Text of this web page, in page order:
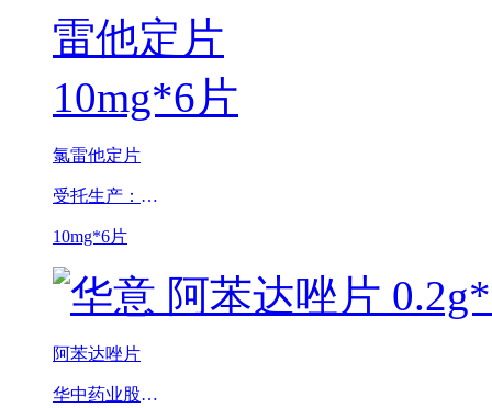
氯雷他定片
受托生产：拜耳医药保健有限公司启东分公司
10mg*6片
阿苯达唑片
华中药业股份有限公司